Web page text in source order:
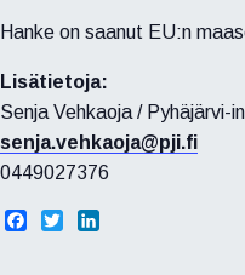
Hanke on saanut EU:n
Lisätietoja:
Senja Vehkaoja / Pyhäjärvi-
senja.vehkaoja@pji.fi
0449027376